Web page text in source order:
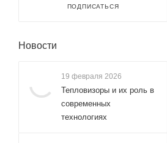
ПОДПИСАТЬСЯ
Новости
19 февраля 2026
Тепловизоры и их роль в
современных
технологиях